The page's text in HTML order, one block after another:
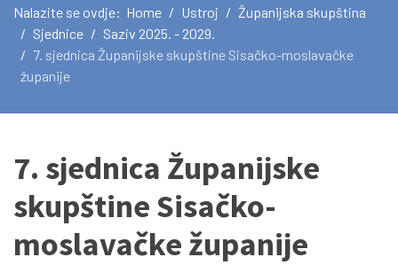
Nalazite se ovdje: Home Ustroj
Županijska skupština
Sjednice
Saziv 2025. - 2029.
7. sjednica Županijske skupštine Sisačko-moslavačke
županije
7. sjednica Županijske
skupštine Sisačko-
moslavačke županije